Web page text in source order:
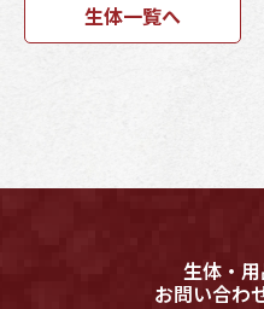
生体一覧へ
生体・
お問い合わ